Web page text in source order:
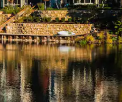
žemyn arba liesdami ir braukdami